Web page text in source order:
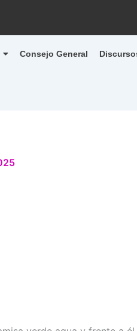
Consejo General